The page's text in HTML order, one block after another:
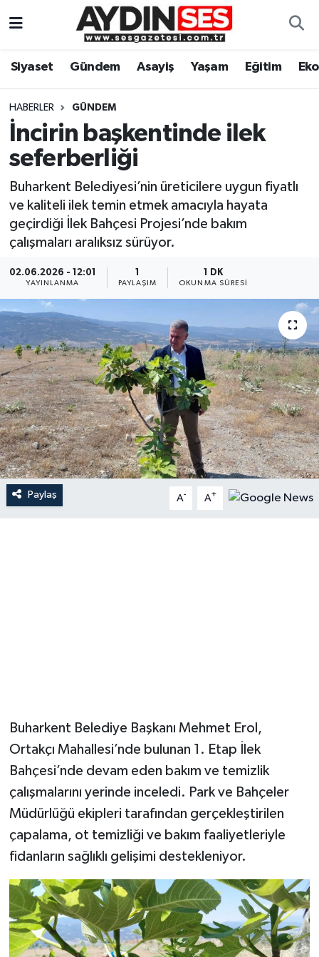
Siyaset Gündem Asayiş Yaşam Eğitim
HABERLER GÜNDEM
İncirin başkentinde ilek
seferberliği
Buharkent Belediyesi’nin üreticilere uygun fiyatlı
ve kaliteli ilek temin etmek amacıyla hayata
geçirdiği İlek Bahçesi Projesi’nde bakım
çalışmaları aralıksız sürüyor.
02.06.2026 - 12:01
YAYINLANMA PAYLAŞIM
1 DK
OKUNMA SÜRESI
Paylaş A- A+
Buharkent Belediye Başkanı Mehmet Erol,
Ortakçı Mahallesi’nde bulunan 1. Etap İlek
Bahçesi’nde devam eden bakım ve temizlik
çalışmalarını yerinde inceledi. Park ve Bahçeler
Müdürlüğü ekipleri tarafından gerçekleştirilen
çapalama, ot temizliği ve bakım faaliyetleriyle
fidanların sağlıklı gelişimi destekleniyor.
Gündem
Siyaset
Ekonomi
Yaşam
Eğitim
Kültür Sanat
Spor
Aydın Hava Durumu
Aydin Namaz Vakitleri
Aydın Trafik Yoğunluk Haritası
Süper Lig Puan Durumu ve Fikstür
Tüm Manşetler
Son Dakika Haberleri
Haber Arşivi